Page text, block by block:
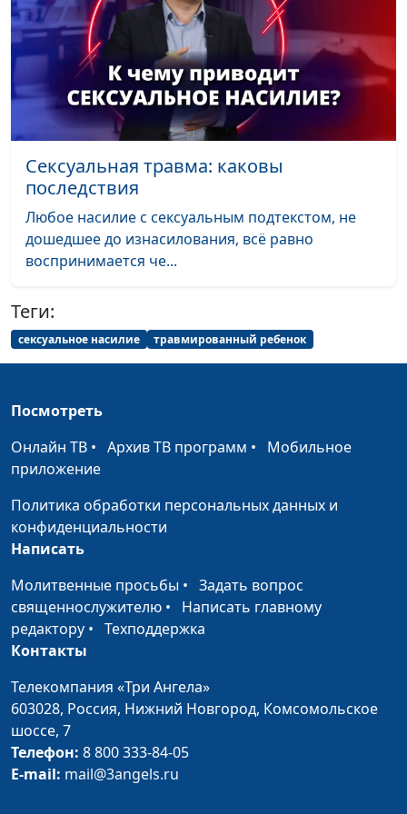
Идеальный брак по
библейским
принципам
Александр Сахаров,
священнослужитель,
консультант по семейным
взаимоотношениям
10 признаков
Александр Сахаров,
консультант по семейным
Можно ли спасти
отношения с
Александр Сахаров,
Как оправдывают
насилие Библией?
Александр Сахаров,
Как восстановить
свою личность
после расставания с
абьюзером?
Александр Сахаров,
священнослужитель,
взаимоотношениям
Почему так сложно
консультант по семейным
взаимоотношениям
Абьюзинг: как
и включить разум
консультант по семейным
взаимоотношениям
Как восстановиться
после абьюзивных
Александр Сахаров,
Сексуальная травма: каковы
последствия
Любое насилие с сексуальным подтекстом, не
дошедшее до изнасилования, всё равно
воспринимается че...
Теги:
сексуальное насилие травмированный ребенок
Посмотреть
Онлайн ТВ • Архив ТВ программ • Мобильное
приложение
Политика обработки персональных данных и
конфиденциальности
Написать
Молитвенные просьбы • Задать вопрос
священнослужителю • Написать главному
редактору • Техподдержка
Контакты
Телекомпания «Три Ангела»
603028, Россия, Нижний Новгород, Комсомольское
шоссе, 7
Телефон: 8 800 333-84-05
E-mail: mail@3angels.ru